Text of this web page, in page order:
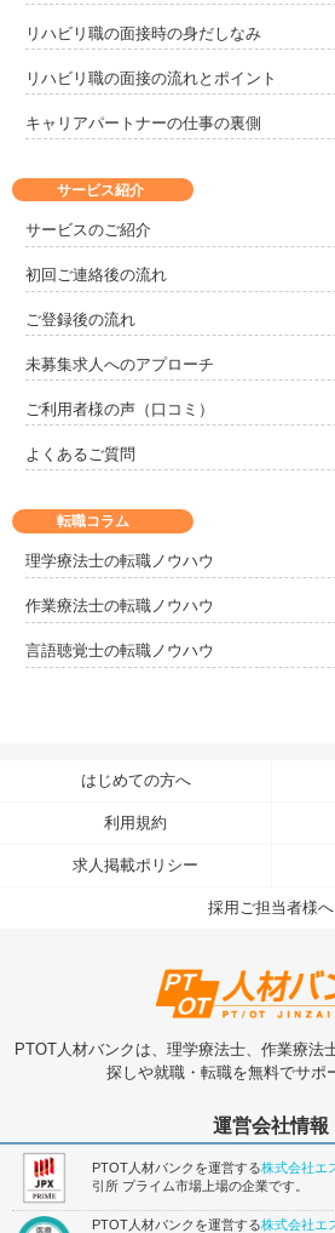
サービス紹介
サービスのご紹介
初回ご連絡後の流れ
ご登録後の流れ
未募集求人へのアプローチ
ご利用者様の声（口コミ）
よくあるご質問
リハビリ職の面接時の身だしなみ
リハビリ職の面接の流れとポイント
キャリアパートナーの仕事の裏側
転職コラム
理学療法士の転職ノウハウ
作業療法士の転職ノウハウ
言語聴覚士の転職ノウハウ
はじめての方へ
利用規約
求人掲載ポリシー
採用ご担当者様へ
PTOT人材バンクは、理学療法士、作業療法
探しや就職・転職を無料でサポ
運営会社情報
PTOT人材バンクを運営する株式会社エ
引所 プライム市場上場の企業です。
PTOT人材バンクを運営する株式会社エ